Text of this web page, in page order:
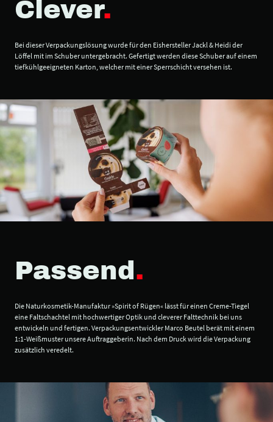
Clever.
Bei dieser Verpackungslösung wurde für den Eishersteller Jackl & Heidi der
Löffel mit im Schuber untergebracht. Gefertigt werden diese Schuber auf einem
tiefkühlgeeigneten Karton, welcher mit einer Sperrschicht versehen ist.
Passend .
Die Naturkosmetik-Manufaktur »Spirit of Rügen« lässt für einen Creme-Tiegel
eine Faltschachtel mit hochwertiger Optik und cleverer Falttechnik bei uns
entwickeln und fertigen. Verpackungsentwickler Marco Beutel berät mit einem
1:1-Weißmuster unsere Auftraggeberin. Nach dem Druck wird die Verpackung
zusätzlich veredelt.